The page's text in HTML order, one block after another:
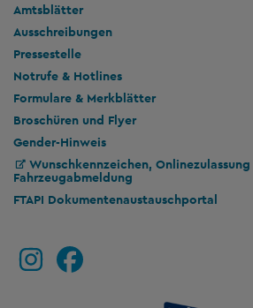
Amtsblätter
Ausschreibungen
Pressestelle
Notrufe & Hotlines
Formulare & Merkblätter
Broschüren und Flyer
Gender-Hinweis
Wunschkennzeichen,
Fahrzeugabmeldung
FTAPI Dokumentenaustauschportal